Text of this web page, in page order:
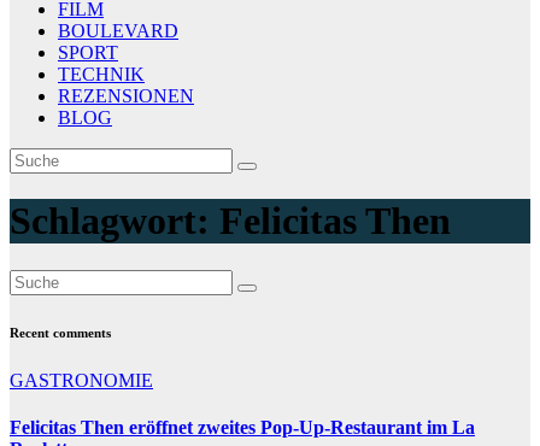
FILM
BOULEVARD
SPORT
TECHNIK
REZENSIONEN
BLOG
Schlagwort: Felicitas Then
Recent comments
GASTRONOMIE
Felicitas Then eröffnet zweites Pop-Up-Restaurant im La